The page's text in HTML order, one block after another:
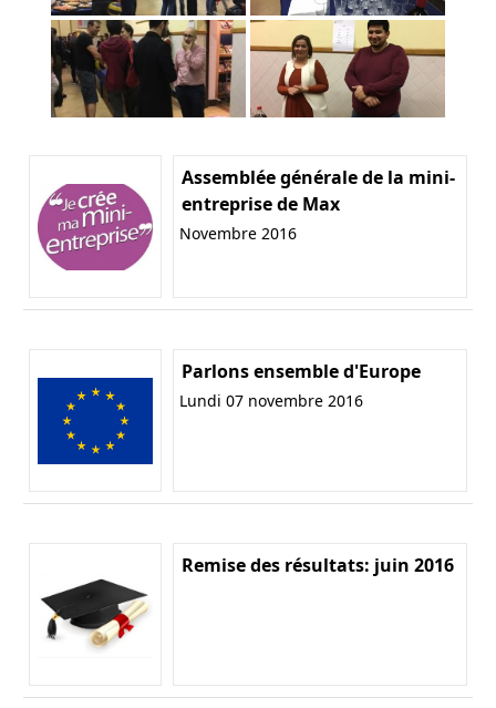
Assemblée générale de la mini-
entreprise de Max
Novembre 2016
Parlons ensemble d'Europe
Lundi 07 novembre 2016
Remise des résultats: juin 2016